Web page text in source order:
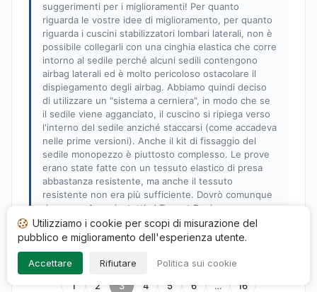
suggerimenti per i miglioramenti! Per quanto
riguarda le vostre idee di miglioramento, per quanto
riguarda i cuscini stabilizzatori lombari laterali, non è
possibile collegarli con una cinghia elastica che corre
intorno al sedile perché alcuni sedili contengono
airbag laterali ed è molto pericoloso ostacolare il
dispiegamento degli airbag. Abbiamo quindi deciso
di utilizzare un "sistema a cerniera", in modo che se
il sedile viene agganciato, il cuscino si ripiega verso
l'interno del sedile anziché staccarsi (come accadeva
nelle prime versioni). Anche il kit di fissaggio del
sedile monopezzo è piuttosto complesso. Le prove
erano state fatte con un tessuto elastico di presa
abbastanza resistente, ma anche il tessuto
resistente non era più sufficiente. Dovrò comunque
riprovare. Auguri a tutti. J Tognet Designer
1 2 3 4 5 6 … 16
Utilizziamo i cookie per scopi di misurazione del
pubblico e miglioramento dell'esperienza utente.
Accettare Rifiutare Politica sui cookie